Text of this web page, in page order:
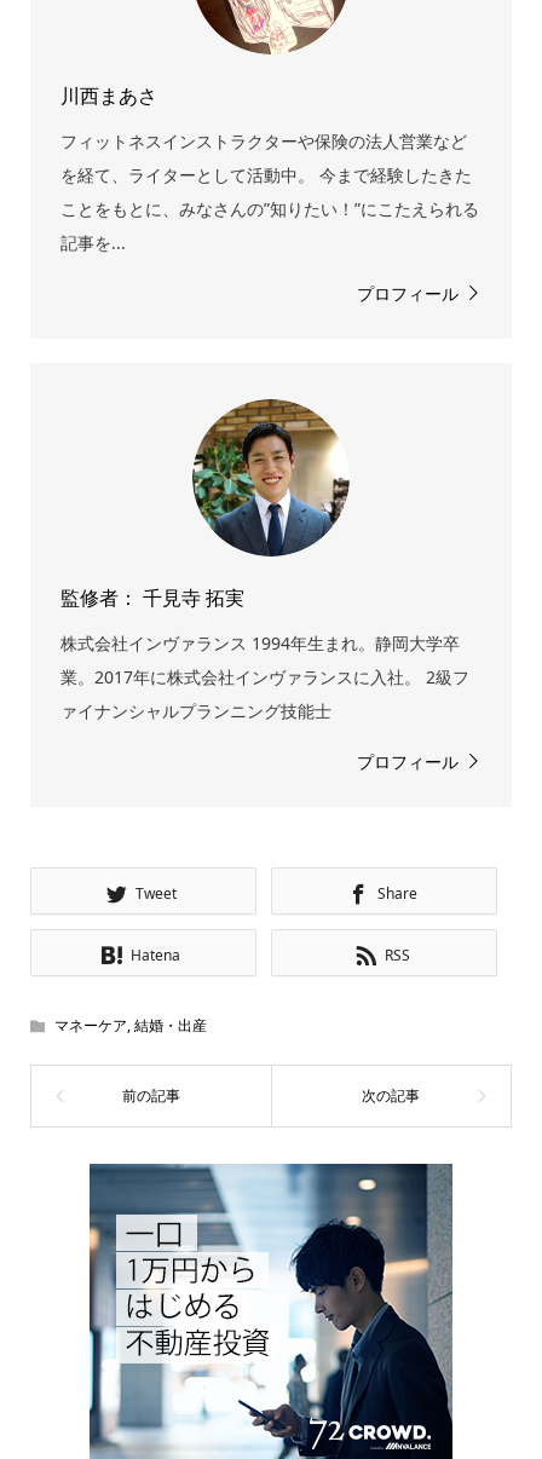
川西まあさ
フィットネスインストラクターや保険の法人営業など
を経て、ライターとして活動中。 今まで経験したきた
ことをもとに、みなさんの”知りたい！”にこたえられる
記事を...
プロフィール
監修者： 千見寺 拓実
株式会社インヴァランス 1994年生まれ。静岡大学卒
業。2017年に株式会社インヴァランスに入社。 2級フ
ァイナンシャルプランニング技能士
プロフィール
Tweet Share
Hatena RSS
マネーケア,結婚・出産